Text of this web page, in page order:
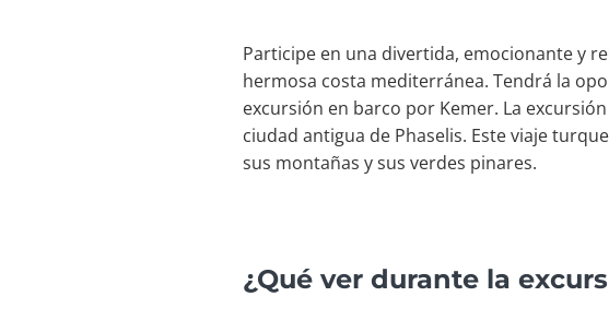
Participe en una divertida, emocionante y
hermosa costa mediterránea. Tendrá la
excursión en barco por Kemer. La
ciudad antigua de Phaselis. Este viaje
sus montañas y sus verdes pinares.
¿Qué ver durante la